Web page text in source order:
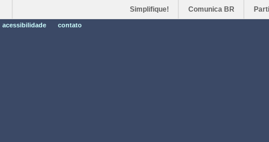
Simplifique! Comunica BR
acessibilidade contato